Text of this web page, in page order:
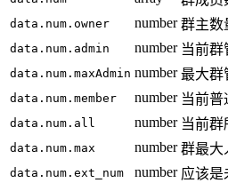
data.num.owner number 群主数
data.num.admin number 当前群
data.num.maxAdmin number 最大群
data.num.member number 当前普
data.num.all number 当前群
data.num.max number 群最大
data.num.ext_num number 应该是